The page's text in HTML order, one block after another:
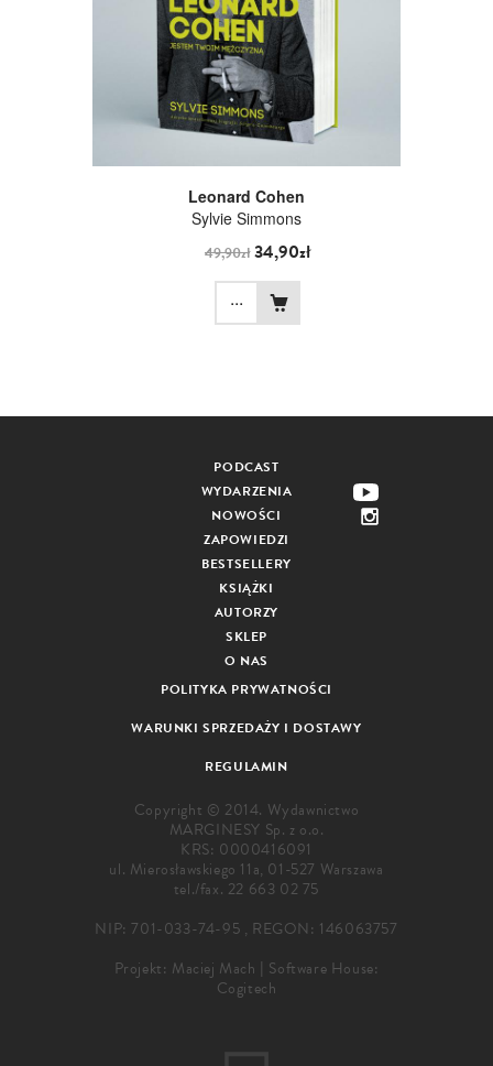
Leonard Cohen
Sylvie Simmons
49,90zł34,90zł
...
PODCAST
WYDARZENIA
NOWOŚCI
ZAPOWIEDZI
BESTSELLERY
KSIĄŻKI
AUTORZY
SKLEP
O NAS
POLITYKA PRYWATNOŚCI
WARUNKI SPRZEDAŻY I DOSTAWY
REGULAMIN
Copyright © 2014. Wydawnictwo
MARGINESY Sp. z o.o.
KRS: 0000416091
ul. Mierosławskiego 11a, 01-527 Warszawa
tel./fax. 22 663 02 75
NIP: 701-033-74-95 , REGON: 146063757
Projekt: Maciej Mach | Software House:
Cogitech